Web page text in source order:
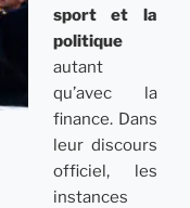
sport et la
politique
autant
qu’avec la
finance. Dans
leur discours
officiel, les
instances